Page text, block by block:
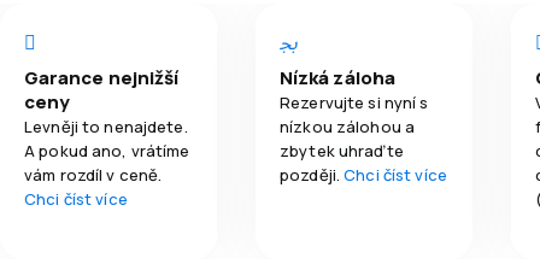
Garance nejnižší
ceny
Levněji to nenajdete.
A pokud ano, vrátíme
vám rozdíl v ceně.
Chci číst více
Nízká záloha
Rezervujte si nyní s
nízkou zálohou a
zbytek uhraďte
později.Chci číst více